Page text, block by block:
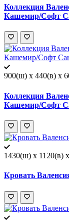
Коллекция
Кашемир/Софт
900(ш) x 440(в) x
Коллекция
Кашемир/Софт
1430(ш) x 1120(в)
Кровать